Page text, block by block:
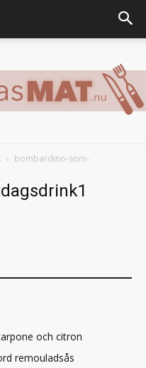
bombardino-som-
och citron
remouladsås